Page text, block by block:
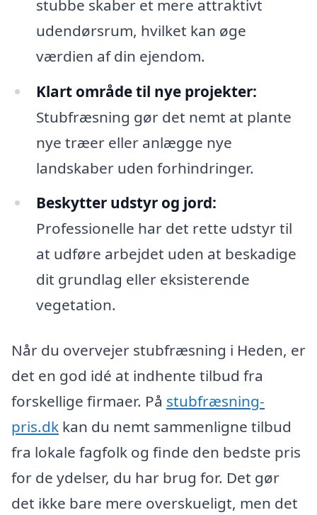
stubbe skaber et mere attraktivt
udendørsrum, hvilket kan øge
værdien af din ejendom.
Klart område til nye projekter:
Stubfræsning gør det nemt at plante
nye træer eller anlægge nye
landskaber uden forhindringer.
Beskytter udstyr og jord:
Professionelle har det rette udstyr til
at udføre arbejdet uden at beskadige
dit grundlag eller eksisterende
vegetation.
Når du overvejer stubfræsning i Heden, er
det en god idé at indhente tilbud fra
forskellige firmaer. På stubfræsning-
pris.dk kan du nemt sammenligne tilbud
fra lokale fagfolk og finde den bedste pris
for de ydelser, du har brug for. Det gør
det ikke bare mere overskueligt, men det